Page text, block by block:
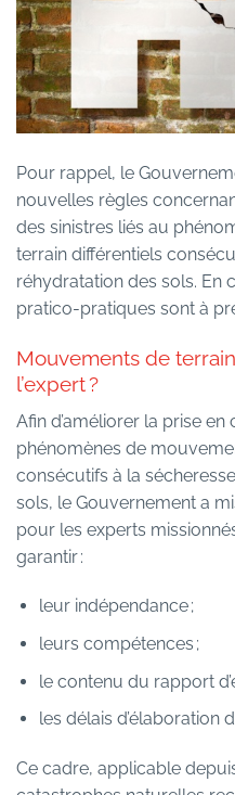
Pour rappel, le
nouvelles règles
des sinistres liés au
terrain différentiels
réhydratation des sols. En
pratico-pratiques sont à
Mouvements de
l’expert ?
Afin d’améliorer la prise
phénomènes de
consécutifs à la
sols, le Gouvernement a
pour les experts
garantir :
leur indépendance ;
leurs compétences ;
le contenu du rapport
les délais d’élaboration
Ce cadre, applicable